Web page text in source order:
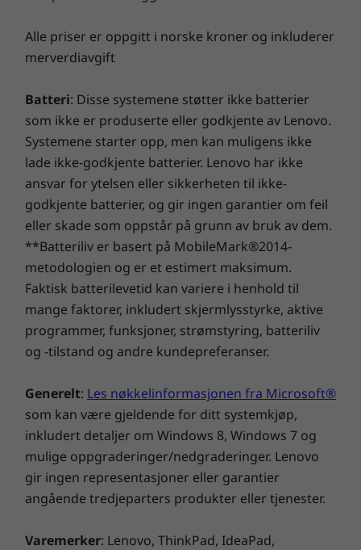
med Dolby Audio™ og Harman Kardon ®-
høyttalere.
ThinkPad E14 (AMD) er testet for å takle selv de
mest krevende arbeidsforholdene: fra
sprengkulde til glovarm ørken. Den tåler også
støt, fall og søl.
Alle priser er oppgitt i norske kroner og inkluderer
merverdiavgift
Batteri: Disse systemene støtter ikke batterier
som ikke er produserte eller godkjente av Lenovo.
Systemene starter opp, men kan muligens ikke
lade ikke-godkjente batterier. Lenovo har ikke
ansvar for ytelsen eller sikkerheten til ikke-
godkjente batterier, og gir ingen garantier om feil
eller skade som oppstår på grunn av bruk av dem.
**Batteriliv er basert på MobileMark®2014-
metodologien og er et estimert maksimum.
Faktisk batterilevetid kan variere i henhold til
mange faktorer, inkludert skjermlysstyrke, aktive
programmer, funksjoner, strømstyring, batteriliv
og -tilstand og andre kundepreferanser.
Generelt: Les nøkkelinformasjonen fra Microsoft®
som kan være gjeldende for ditt systemkjøp,
inkludert detaljer om Windows 8, Windows 7 og
mulige oppgraderinger/nedgraderinger. Lenovo
gir ingen representasjoner eller garantier
angående tredjeparters produkter eller tjenester.
Varemerker: Lenovo, ThinkPad, IdeaPad,